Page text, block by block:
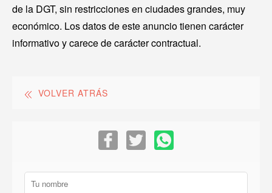
de la DGT, sin restricciones en ciudades grandes, muy
económico. Los datos de este anuncio tienen carácter
informativo y carece de carácter contractual.
VOLVER ATRÁS